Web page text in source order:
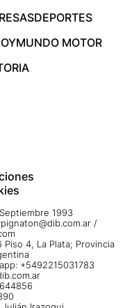
DEPORTES
MUNDO MOTOR
1993
/
4, La Plata; Provincia
+5492215031783